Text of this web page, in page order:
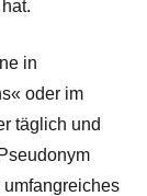
in
oder im
täglich und
umfangreiches